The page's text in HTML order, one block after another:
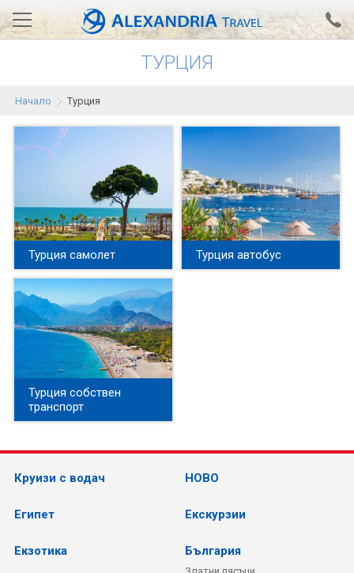
Проверка на резервация
АЛЕКСАНДРИЯ хотели
Гърция
Египет
Екскурзии
0700 18 308
ТУРЦИЯ
Начало Турция
Турция самолет Турция автобус
Турция собствен
транспорт
Круизи с водач НОВО
Египет Екскурзии
Екзотика България